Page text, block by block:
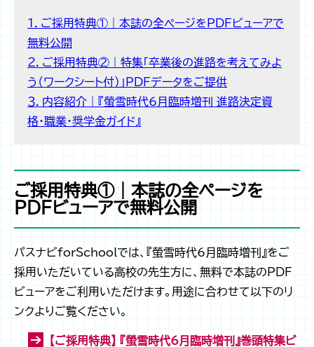
１．ご採用特典①｜本誌の全ページをPDFビューアで
無料公開
２．ご採用特典②｜特集「卒業後の進路を考えてみよ
う（ワークシート付）」PDFデータをご提供
３．内容紹介｜『螢雪時代6月臨時増刊 進路決定資
格・職業・奨学金ガイド』
ご採用特典①｜本誌の全ページを
PDFビューアで無料公開
パスナビforSchoolでは、『螢雪時代6月臨時増刊』をご
採用いただいている高校の先生方に、無料で本誌のPDF
ビューアをご利用いただけます。用途に合わせて以下のリ
ンクよりご覧ください。
【ご採用特典】 『螢雪時代6月臨時増刊』巻頭特集ビ